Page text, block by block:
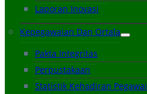
Laporan Inovasi
Kepegawaian Dan Ortala
Pakta Integritas
Perpustakaan
Statistik Kehadiran Pegawai